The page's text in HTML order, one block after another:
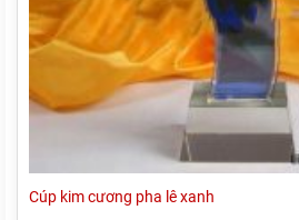
Cúp kim cương pha lê xanh